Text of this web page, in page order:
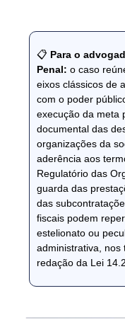
📋 Para o
Penal: o caso
eixos clássicos de
com o poder
execução da meta
documental das
organizações da
aderência aos
Regulatório das
guarda das
das
fiscais podem
estelionato ou
administrativa, nos
redação da Lei